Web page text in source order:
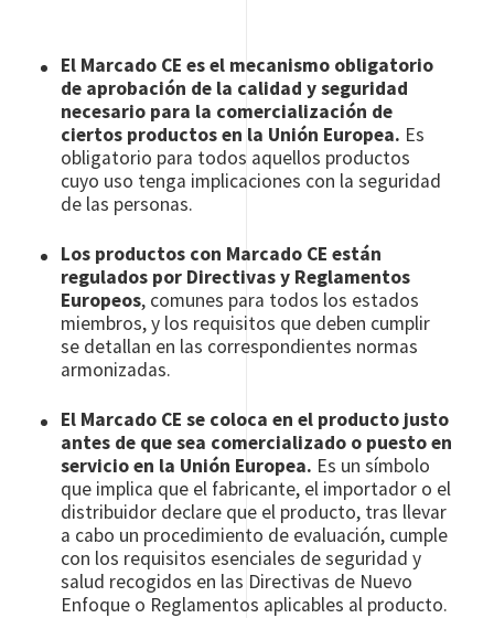
El Marcado CE es el mecanismo obligatorio
de aprobación de la calidad y seguridad
necesario para la comercialización de
ciertos productos en la Unión Europea. Es
obligatorio para todos aquellos productos
cuyo uso tenga implicaciones con la seguridad
de las personas.
Los productos con Marcado CE están
regulados por Directivas y Reglamentos
Europeos, comunes para todos los estados
miembros, y los requisitos que deben cumplir
se detallan en las correspondientes normas
armonizadas.
El Marcado CE se coloca en el producto justo
antes de que sea comercializado o puesto en
servicio en la Unión Europea. Es un símbolo
que implica que el fabricante, el importador o el
distribuidor declare que el producto, tras llevar
a cabo un procedimiento de evaluación, cumple
con los requisitos esenciales de seguridad y
salud recogidos en las Directivas de Nuevo
Enfoque o Reglamentos aplicables al producto.